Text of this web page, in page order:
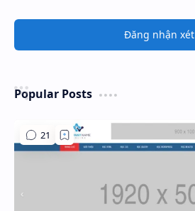
Đăng nhận xét
Popular Posts